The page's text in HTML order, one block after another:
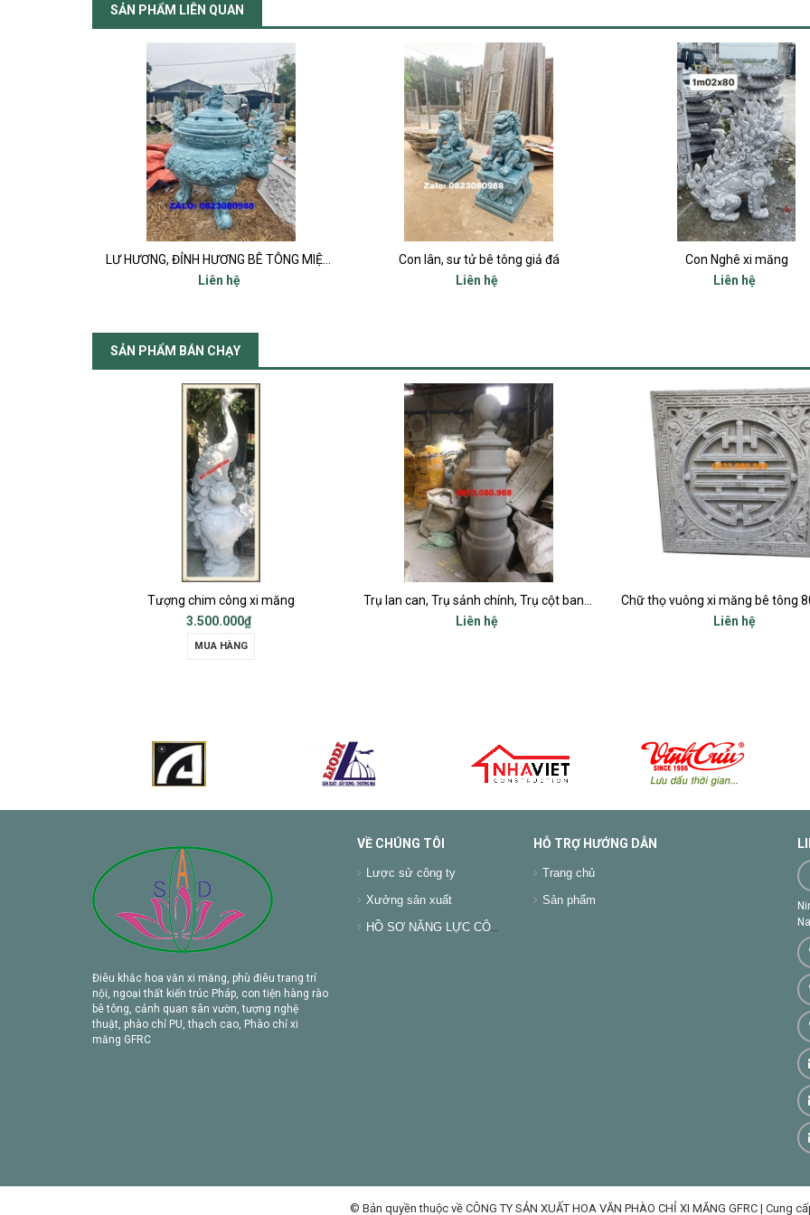
SẢN PHẨM LIÊN QUAN
Liên hệ
Con lân, sư tử bê tông giả đá
Liên hệ
Con Nghê xi măng
Liên hệ
SẢN PHẨM BÁN CHẠY
Tượng chim công xi măng
3.500.000₫
MUA HÀNG
Liên hệ
Liên hệ
Điêu khắc hoa văn xi măng, phù điêu trang trí
nội, ngoại thất kiến trúc Pháp, con tiện hàng rào
bê tông, cảnh quan sân vườn, tượng nghệ
thuật, phào chỉ PU, thạch cao, Phào chỉ xi
măng GFRC
VỀ CHÚNG TÔI
Lược sử công ty
Xưởng sản xuất
HỒ SƠ NĂNG LỰC CÔNG TY
HỖ TRỢ HƯỚNG DẪN
Trang chủ
Sản phẩm
© Bản quyền thuộc về CÔNG TY SẢN XUẤT HOA VĂN PHÀO CHỈ XI MĂNG GFRC | Cung